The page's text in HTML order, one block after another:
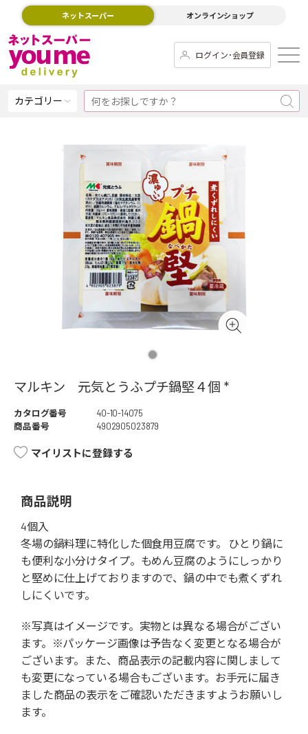
ネットスーパー オンラインショップ
ログイン･会員登録
カテゴリー
マルキン 元気とうふプチ鍋堅４個 *
カタログ番号
40-10-14075
商品番号
4902905023879
マイリストに登録する
商品説明
4個入
冬場の鍋料理に特化した個食用豆腐です。 ひとり鍋に
も便利な小分けタイプ。もめん豆腐のようにしっかり
と堅めに仕上げておりますので、鍋の中でも煮くずれ
しにくいです。
※写真はイメージです。実物とは異なる場合がござい
ます。※パッケージ画像は予告なく変更となる場合が
ございます。また、商品表示の記載内容に関しまして
も変更になっている場合もございます。お手元に届き
ました商品の表示をご確認いただきますようお願いし
ます。